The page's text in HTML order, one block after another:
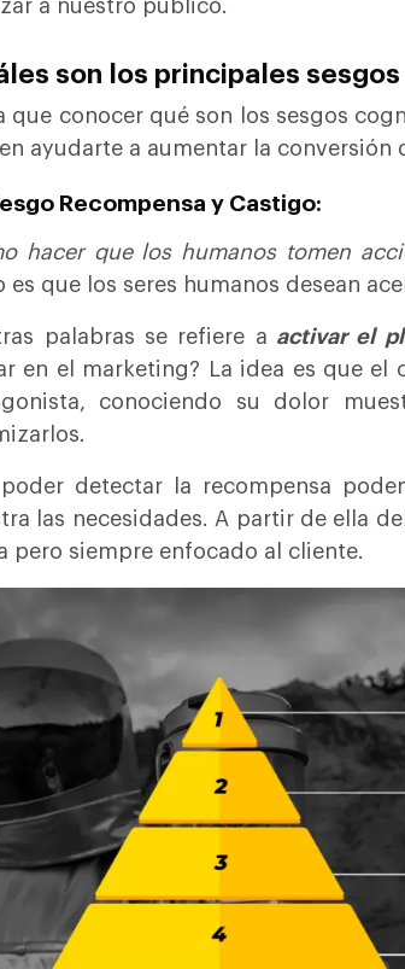
a nuestro público.
son los principales
que conocer qué son los sesgos
ayudarte a aumentar la conversión
Recompensa y Castigo:
hacer que los humanos tomen
es que los seres humanos desean
palabras se refiere a activar el
en el marketing? La idea es que el
conociendo su dolor
poder detectar la recompensa
las necesidades. A partir de ella
pero siempre enfocado al cliente.